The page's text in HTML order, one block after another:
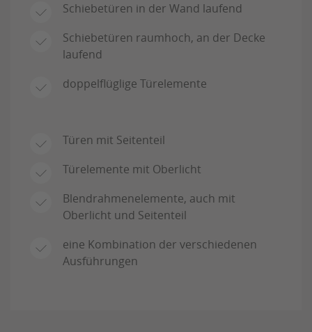
Schiebetüren in der Wand laufend
Schiebetüren raumhoch, an der Decke
laufend
doppelflüglige Türelemente
Türen mit Seitenteil
Türelemente mit Oberlicht
Blendrahmenelemente, auch mit
Oberlicht und Seitenteil
eine Kombination der verschiedenen
Ausführungen